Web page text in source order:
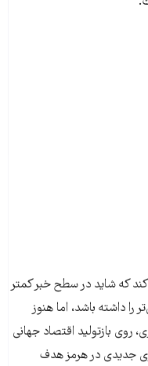
که شاید در سطح خبر کمتر
داشته باشد، اما هنوز
روی بازتولید اقتصاد جهانی
جدیدی در هرمز هدف